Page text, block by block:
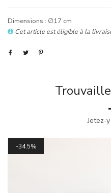
Dimensions : ∅17 cm
Cet article est éligible à la
Jetez-
34.5%